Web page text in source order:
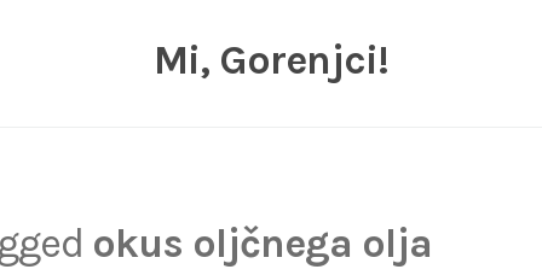
Mi, Gorenjci!
okus oljčnega olja